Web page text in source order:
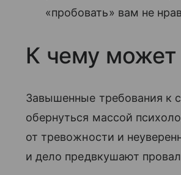
«пробовать» вам не
К чему может
Завышенные требования к
обернуться массой
от тревожности и
и дело предвкушают